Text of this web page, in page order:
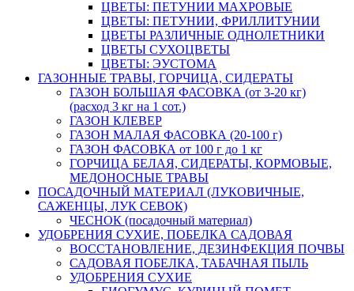
ЦВЕТЫ: ПЕТУНИИ МАХРОВЫЕ
ЦВЕТЫ: ПЕТУНИИ, ФРИЛЛИТУНИИ
ЦВЕТЫ РАЗЛИЧНЫЕ ОДНОЛЕТНИКИ
ЦВЕТЫ СУХОЦВЕТЫ
ЦВЕТЫ: ЭУСТОМА
ГАЗОННЫЕ ТРАВЫ, ГОРЧИЦА, СИДЕРАТЫ
ГАЗОН БОЛЬШАЯ ФАСОВКА (от 3-20 кг)
(расход 3 кг на 1 сот.)
ГАЗОН КЛЕВЕР
ГАЗОН МАЛАЯ ФАСОВКА (20-100 г)
ГАЗОН ФАСОВКА от 100 г до 1 кг
ГОРЧИЦА БЕЛАЯ, СИДЕРАТЫ, КОРМОВЫЕ,
МЕДОНОСНЫЕ ТРАВЫ
ПОСАДОЧНЫЙ МАТЕРИАЛ (ЛУКОВИЧНЫЕ,
САЖЕНЦЫ, ЛУК СЕВОК)
ЧЕСНОК (посадочный материал)
УДОБРЕНИЯ СУХИЕ, ПОБЕЛКА САДОВАЯ
ВОССТАНОВЛЕНИЕ, ДЕЗИНФЕКЦИЯ ПОЧВЫ
САДОВАЯ ПОБЕЛКА, ТАБАЧНАЯ ПЫЛЬ
УДОБРЕНИЯ СУХИЕ